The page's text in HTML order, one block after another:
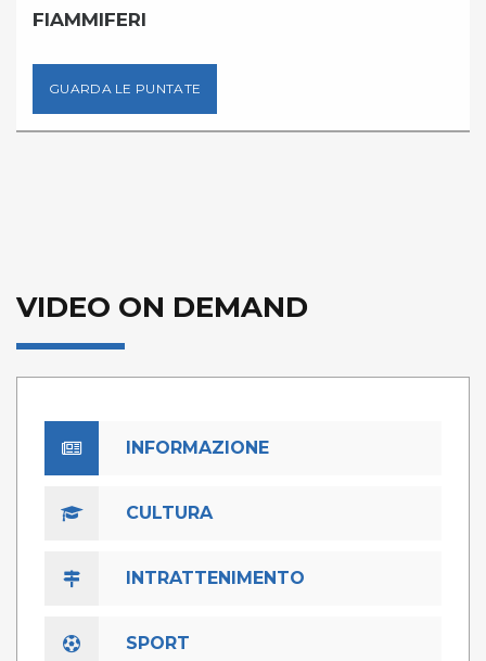
FIAMMIFERI
GUARDA LE PUNTATE
VIDEO ON DEMAND
INFORMAZIONE
CULTURA
INTRATTENIMENTO
SPORT